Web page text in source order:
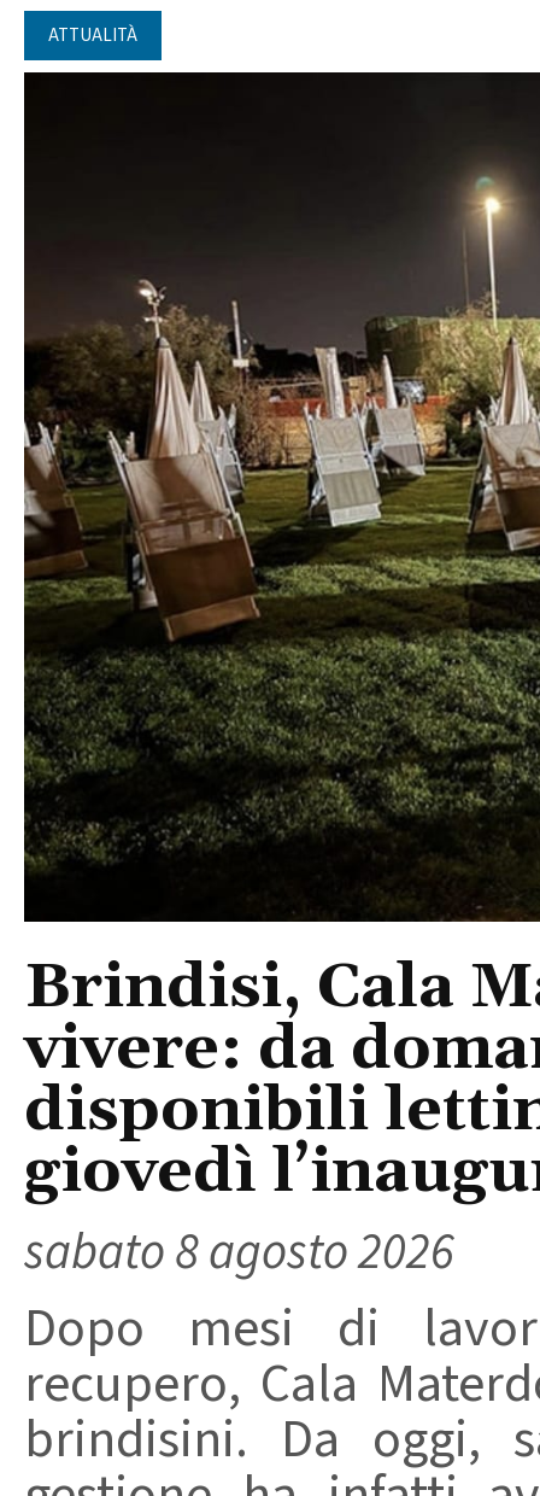
ATTUALITÀ
Brindisi, Cala
vivere: da
disponibili
giovedì
sabato 8 agosto 2026
Dopo mesi di
recupero, Cala
brindisini. Da oggi,